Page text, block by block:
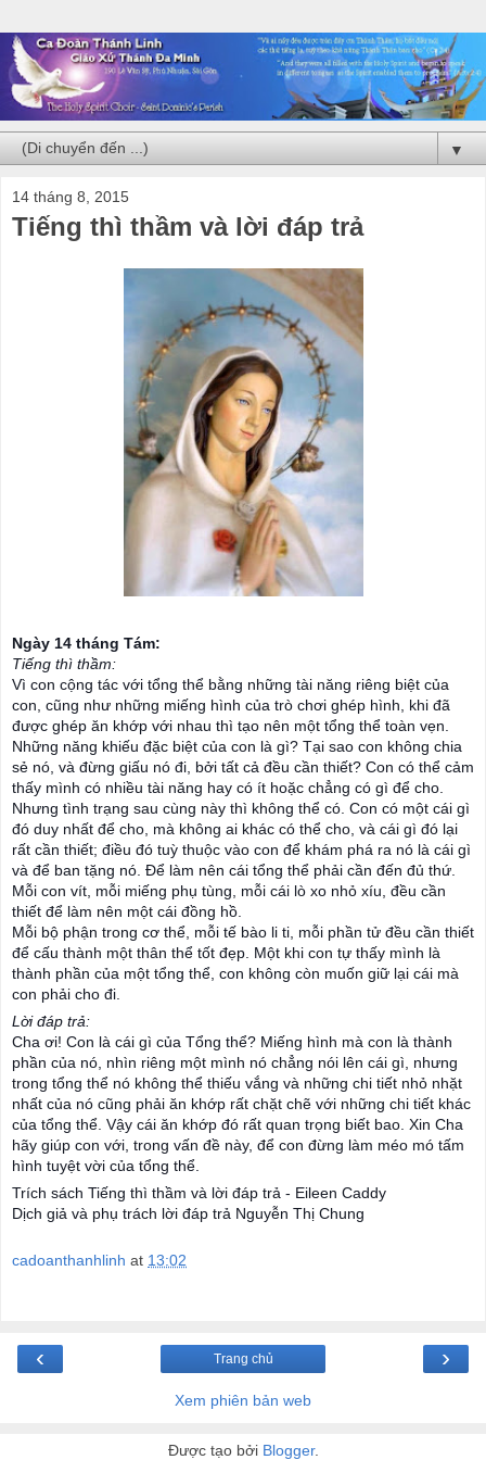
▼
14 tháng 8, 2015
Tiếng thì thầm và lời đáp trả
Ngày 14 tháng Tám:
Tiếng thì thầm:
Vì con cộng tác với tổng thể bằng những tài năng riêng biệt của
con, cũng như những miếng hình của trò chơi ghép hình, khi đã
được ghép ăn khớp với nhau thì tạo nên một tổng thể toàn vẹn.
Những năng khiếu đặc biệt của con là gì? Tại sao con không chia
sẻ nó, và đừng giấu nó đi, bởi tất cả đều cần thiết? Con có thể cảm
thấy mình có nhiều tài năng hay có ít hoặc chẳng có gì để cho.
Nhưng tình trạng sau cùng này thì không thể có. Con có một cái gì
đó duy nhất để cho, mà không ai khác có thể cho, và cái gì đó lại
rất cần thiết; điều đó tuỳ thuộc vào con để khám phá ra nó là cái gì
và để ban tặng nó. Để làm nên cái tổng thể phải cần đến đủ thứ.
Mỗi con vít, mỗi miếng phụ tùng, mỗi cái lò xo nhỏ xíu, đều cần
thiết để làm nên một cái đồng hồ.
Mỗi bộ phận trong cơ thể, mỗi tế bào li ti, mỗi phần tử đều cần thiết
để cấu thành một thân thể tốt đẹp. Một khi con tự thấy mình là
thành phần của một tổng thể, con không còn muốn giữ lại cái mà
con phải cho đi.
Lời đáp trả:
Cha ơi! Con là cái gì của Tổng thể? Miếng hình mà con là thành
phần của nó, nhìn riêng một mình nó chẳng nói lên cái gì, nhưng
trong tổng thể nó không thể thiếu vắng và những chi tiết nhỏ nhặt
nhất của nó cũng phải ăn khớp rất chặt chẽ với những chi tiết khác
của tổng thể. Vậy cái ăn khớp đó rất quan trọng biết bao. Xin Cha
hãy giúp con với, trong vấn đề này, để con đừng làm méo mó tấm
hình tuyệt vời của tổng thể.
Trích sách Tiếng thì thầm và lời đáp trả - Eileen Caddy
Dịch giả và phụ trách lời đáp trả Nguyễn Thị Chung
cadoanthanhlinh at 13:02
‹ ›
Trang chủ
Xem phiên bản web
Được tạo bởi Blogger.